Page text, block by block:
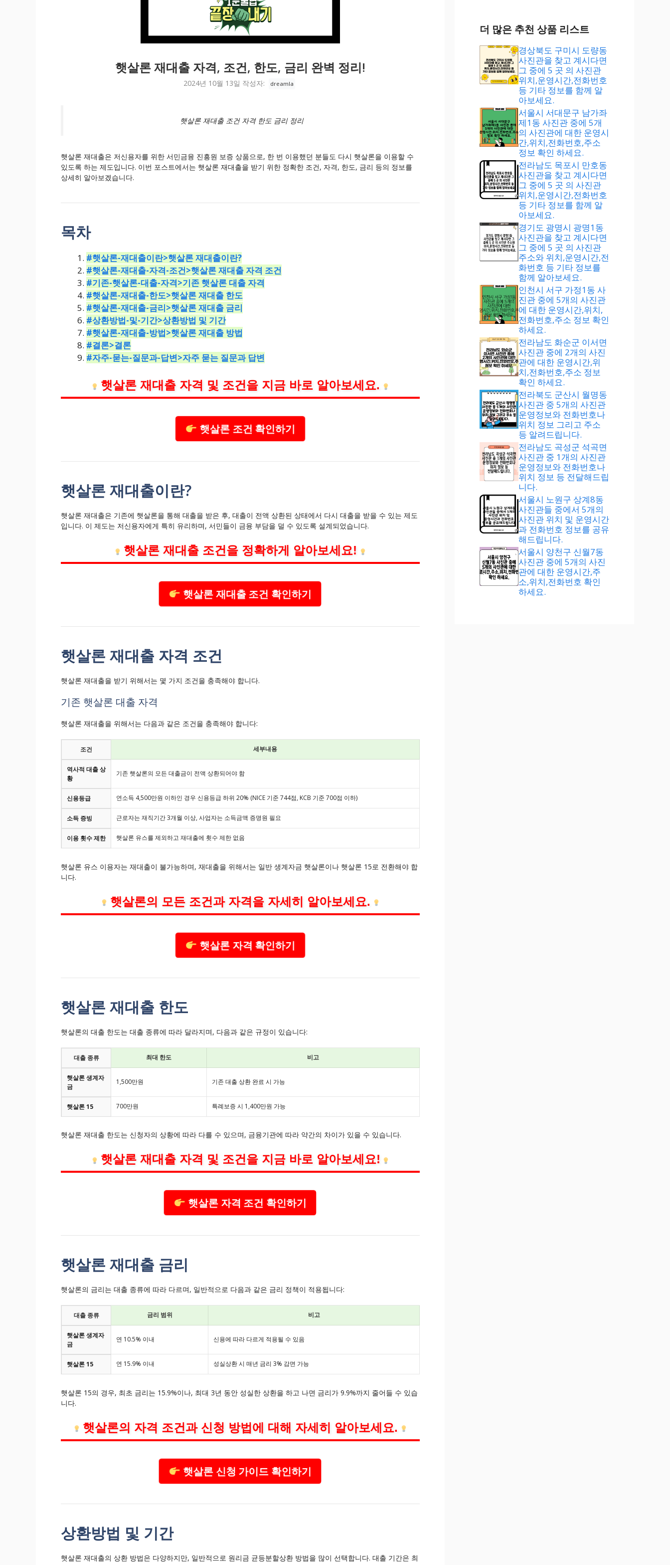
햇살론 재대출 자격, 조건, 한도, 금리 완벽 정리!
2024년 10월 13일 작성자: dreamla
햇살론 재대출 조건 자격 한도 금리 정리
햇살론 재대출은 저신용자를 위한 서민금융 진흥원 보증 상품으로, 한 번 이용했던 분들도 다시 햇살론을 이용할 수
있도록 하는 제도입니다. 이번 포스트에서는 햇살론 재대출을 받기 위한 정확한 조건, 자격, 한도, 금리 등의 정보를
상세히 알아보겠습니다.
목차
#햇살론-재대출이란>햇살론 재대출이란?
#햇살론-재대출-자격-조건>햇살론 재대출 자격 조건
#기존-햇살론-대출-자격>기존 햇살론 대출 자격
#햇살론-재대출-한도>햇살론 재대출 한도
#햇살론-재대출-금리>햇살론 재대출 금리
#상환방법-및-기간>상환방법 및 기간
#햇살론-재대출-방법>햇살론 재대출 방법
#결론>결론
#자주-묻는-질문과-답변>자주 묻는 질문과 답변
햇살론 재대출 자격 및 조건을 지금 바로 알아보세요.
햇살론 조건 확인하기
햇살론 재대출이란?
햇살론 재대출은 기존에 햇살론을 통해 대출을 받은 후, 대출이 전액 상환된 상태에서 다시 대출을 받을 수 있는 제도
입니다. 이 제도는 저신용자에게 특히 유리하며, 서민들이 금융 부담을 덜 수 있도록 설계되었습니다.
햇살론 재대출 조건을 정확하게 알아보세요!
햇살론 재대출 조건 확인하기
햇살론 재대출 자격 조건
햇살론 재대출을 받기 위해서는 몇 가지 조건을 충족해야 합니다.
기존 햇살론 대출 자격
햇살론 재대출을 위해서는 다음과 같은 조건을 충족해야 합니다:
조건 세부내용
역사적 대출 상
황
기존 햇살론의 모든 대출금이 전액 상환되어야 함
신용등급 연소득 4,500만원 이하인 경우 신용등급 하위 20% (NICE 기준 744점, KCB 기준 700점 이하)
소득 증빙 근로자는 재직기간 3개월 이상, 사업자는 소득금액 증명원 필요
이용 횟수 제한 햇살론 유스를 제외하고 재대출에 횟수 제한 없음
햇살론 유스 이용자는 재대출이 불가능하며, 재대출을 위해서는 일반 생계자금 햇살론이나 햇살론 15로 전환해야 합
니다.
햇살론의 모든 조건과 자격을 자세히 알아보세요.
햇살론 자격 확인하기
햇살론 재대출 한도
햇살론의 대출 한도는 대출 종류에 따라 달라지며, 다음과 같은 규정이 있습니다:
대출 종류 최대 한도 비고
햇살론 생계자
금
1,500만원 기존 대출 상환 완료 시 가능
햇살론 15 700만원 특례보증 시 1,400만원 가능
햇살론 재대출 한도는 신청자의 상황에 따라 다를 수 있으며, 금융기관에 따라 약간의 차이가 있을 수 있습니다.
햇살론 재대출 자격 및 조건을 지금 바로 알아보세요!
햇살론 자격 조건 확인하기
햇살론 재대출 금리
햇살론의 금리는 대출 종류에 따라 다르며, 일반적으로 다음과 같은 금리 정책이 적용됩니다:
대출 종류 금리 범위 비고
햇살론 생계자
금
연 10.5% 이내 신용에 따라 다르게 적용될 수 있음
햇살론 15 연 15.9% 이내 성실상환 시 매년 금리 3% 감면 가능
햇살론 15의 경우, 최초 금리는 15.9%이나, 최대 3년 동안 성실한 상환을 하고 나면 금리가 9.9%까지 줄어들 수 있습
니다.
햇살론의 자격 조건과 신청 방법에 대해 자세히 알아보세요.
햇살론 신청 가이드 확인하기
상환방법 및 기간
햇살론 재대출의 상환 방법은 다양하지만, 일반적으로 원리금 균등분할상환 방법을 많이 선택합니다. 대출 기간은 최
더 많은 추천 상품 리스트
경상북도 구미시 도량동
사진관을 찾고 계시다면
그 중에 5 곳 의 사진관
위치,운영시간,전화번호
등 기타 정보를 함께 알
아보세요.
서울시 서대문구 남가좌
제1동 사진관 중에 5개
의 사진관에 대한 운영시
간,위치,전화번호,주소
정보 확인 하세요.
전라남도 목포시 만호동
사진관을 찾고 계시다면
그 중에 5 곳 의 사진관
위치,운영시간,전화번호
등 기타 정보를 함께 알
아보세요.
경기도 광명시 광명1동
사진관을 찾고 계시다면
그 중에 5 곳 의 사진관
주소와 위치,운영시간,전
화번호 등 기타 정보를
함께 알아보세요.
인천시 서구 가정1동 사
진관 중에 5개의 사진관
에 대한 운영시간,위치,
전화번호,주소 정보 확인
하세요.
전라남도 화순군 이서면
사진관 중에 2개의 사진
관에 대한 운영시간,위
치,전화번호,주소 정보
확인 하세요.
전라북도 군산시 월명동
사진관 중 5개의 사진관
운영정보와 전화번호나
위치 정보 그리고 주소
등 알려드립니다.
전라남도 곡성군 석곡면
사진관 중 1개의 사진관
운영정보와 전화번호나
위치 정보 등 전달해드립
니다.
서울시 노원구 상계8동
사진관들 중에서 5개의
사진관 위치 및 운영시간
과 전화번호 정보를 공유
해드립니다.
서울시 양천구 신월7동
사진관 중에 5개의 사진
관에 대한 운영시간,주
소,위치,전화번호 확인
하세요.